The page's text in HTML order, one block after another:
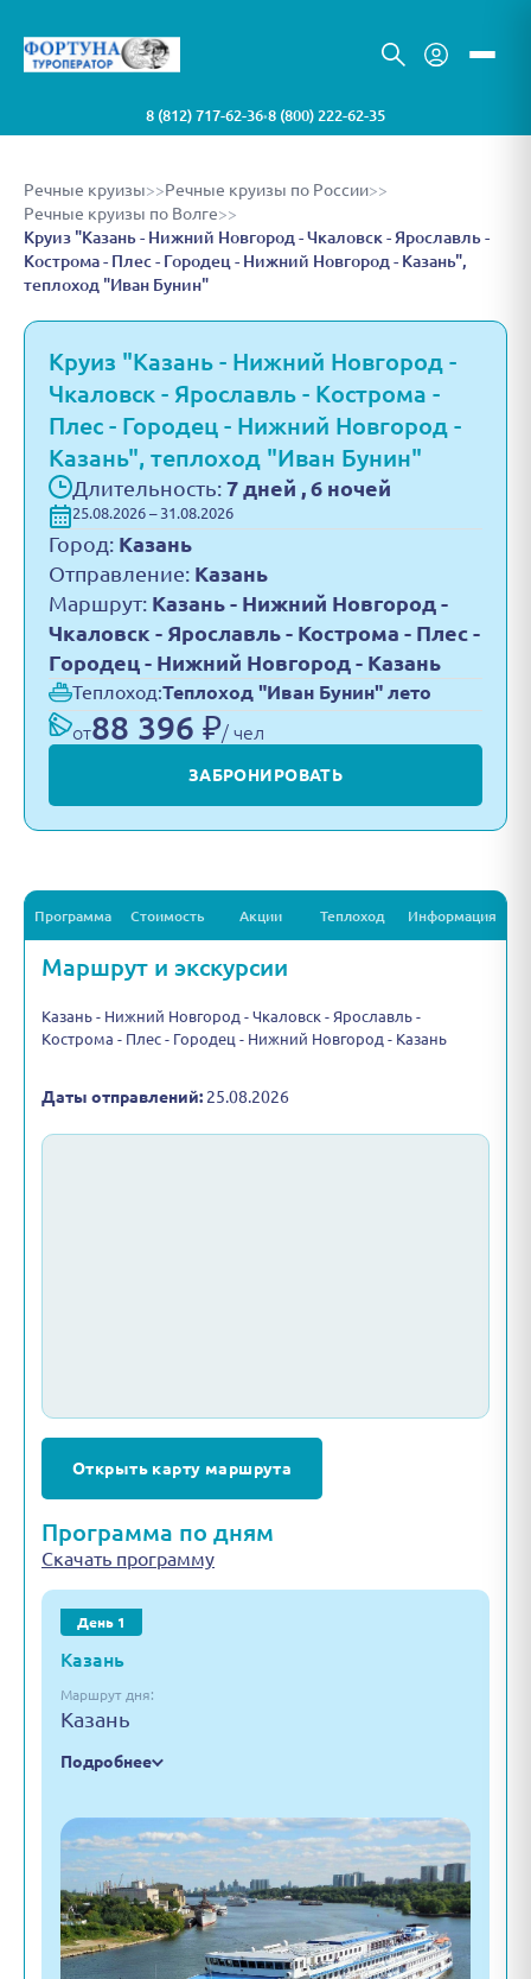
8 (812) 717-62-36•8 (800) 222-62-35
Речные круизы>>Речные круизы по России>>
Речные круизы по Волге>>
Круиз "Казань - Нижний Новгород - Чкаловск - Ярославль -
Кострома - Плес - Городец - Нижний Новгород - Казань",
теплоход "Иван Бунин"
Круиз "Казань - Нижний Новгород -
Чкаловск - Ярославль - Кострома -
Плес - Городец - Нижний Новгород -
Казань", теплоход "Иван Бунин"
Длительность: 7 дней , 6 ночей
25.08.2026 – 31.08.2026
Город: Казань
Отправление: Казань
Маршрут: Казань - Нижний Новгород -
Чкаловск - Ярославль - Кострома - Плес -
Городец - Нижний Новгород - Казань
Теплоход:Теплоход "Иван Бунин" лето
от88 396 ₽/ чел
ЗАБРОНИРОВАТЬ
Программа Стоимость Акции Теплоход Информация
Маршрут и экскурсии
Казань - Нижний Новгород - Чкаловск - Ярославль -
Кострома - Плес - Городец - Нижний Новгород - Казань
Даты отправлений: 25.08.2026
Открыть карту маршрута
Программа по дням
Скачать программу
День 1
Казань
Маршрут дня:
Казань
Подробнее